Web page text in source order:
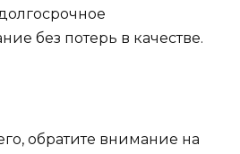
без потерь в качестве.
обратите внимание на